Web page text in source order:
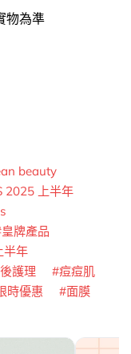
物為準
beauty
2025 上半年
皇牌產品
年
護理
痘痘肌
時優惠
面膜